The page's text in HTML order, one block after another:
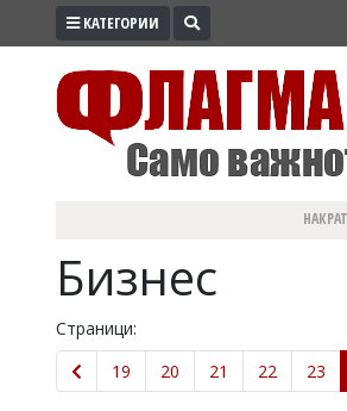
ПРОМО
КУЛТУРА
ЗДРАВЕ
ПОЛИТИКА
ОБЩИНИ
ОБЩЕСТВО
КАТЕГОРИИ
Бизнес
Страници:
19
20 21 22 23